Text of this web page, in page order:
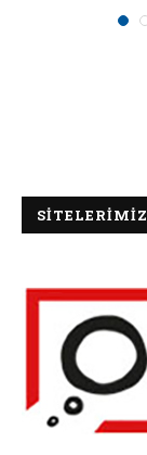
SİTELERİMİZ